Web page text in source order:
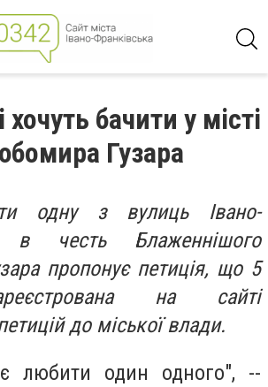
бачити у місті
Гузара
одну з вулиць Івано-
в честь Блаженнішого
пропонує петиція, що 5
на сайті
до міської влади.
любити один одного", --